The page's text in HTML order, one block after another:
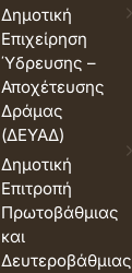
Δημοτική
Επιχείρηση
Ύδρευσης –
Αποχέτευσης
Δράμας
(ΔΕΥΑΔ)
Δημοτική
Επιτροπή
Πρωτοβάθμιας
και
Δευτεροβάθμιας